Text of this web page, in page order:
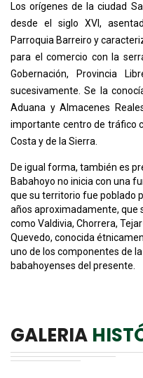
Los orígenes de la ciudad
desde el siglo XVI,
Parroquia Barreiro y
para el comercio con la
Gobernación, Provincia
sucesivamente. Se la
Aduana y Almacenes
importante centro de tráfico
Costa y de la Sierra.
De igual forma, también es
Babahoyo no inicia con una
que su territorio fue poblado
años aproximadamente, que
como Valdivia, Chorrera,
Quevedo, conocida
uno de los componentes de
babahoyenses del presente.
GALERIA